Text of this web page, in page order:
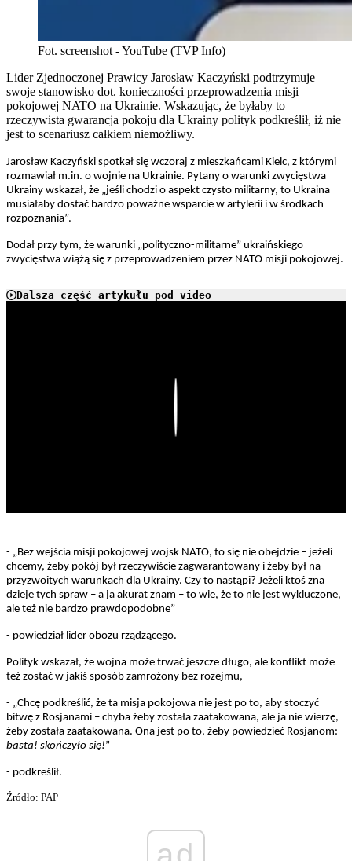
Fot. screenshot - YouTube (TVP Info)
Lider Zjednoczonej Prawicy Jarosław Kaczyński podtrzymuje
swoje stanowisko dot. konieczności przeprowadzenia misji
pokojowej NATO na Ukrainie. Wskazując, że byłaby to
rzeczywista gwarancja pokoju dla Ukrainy polityk podkreślił, iż nie
jest to scenariusz całkiem niemożliwy.
Jarosław Kaczyński spotkał się wczoraj z mieszkańcami Kielc, z którymi
rozmawiał m.in. o wojnie na Ukrainie. Pytany o warunki zwycięstwa
Ukrainy wskazał, że „jeśli chodzi o aspekt czysto militarny, to Ukraina
musiałaby dostać bardzo poważne wsparcie w artylerii i w środkach
rozpoznania”.
Dodał przy tym, że warunki „polityczno-militarne” ukraińskiego
zwycięstwa wiążą się z przeprowadzeniem przez NATO misji pokojowej.
Dalsza część artykułu pod video
- „Bez wejścia misji pokojowej wojsk NATO, to się nie obejdzie – jeżeli
chcemy, żeby pokój był rzeczywiście zagwarantowany i żeby był na
przyzwoitych warunkach dla Ukrainy. Czy to nastąpi? Jeżeli ktoś zna
dzieje tych spraw – a ja akurat znam – to wie, że to nie jest wykluczone,
ale też nie bardzo prawdopodobne”
- powiedział lider obozu rządzącego.
Polityk wskazał, że wojna może trwać jeszcze długo, ale konflikt może
też zostać w jakiś sposób zamrożony bez rozejmu,
- „Chcę podkreślić, że ta misja pokojowa nie jest po to, aby stoczyć
bitwę z Rosjanami – chyba żeby została zaatakowana, ale ja nie wierzę,
żeby została zaatakowana. Ona jest po to, żeby powiedzieć Rosjanom:
basta! skończyło się!”
- podkreślił.
Źródło: PAP